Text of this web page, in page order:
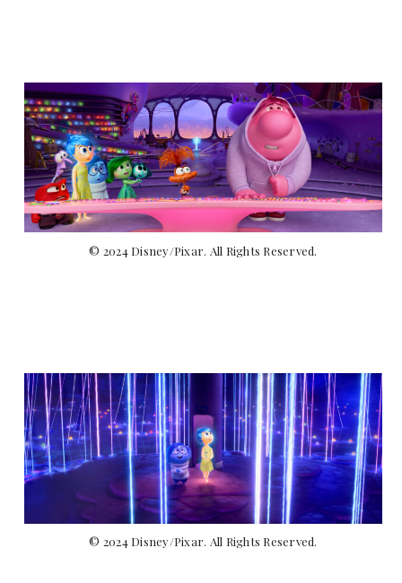
© 2024 Disney/Pixar. All Rights Reserved.
© 2024 Disney/Pixar. All Rights Reserved.